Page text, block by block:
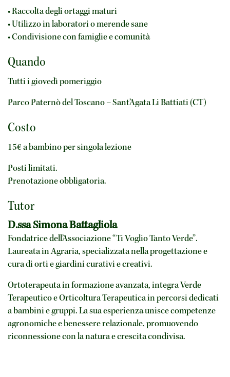
• Raccolta degli ortaggi maturi
• Utilizzo in laboratori o merende sane
• Condivisione con famiglie e comunità
Quando
Tutti i giovedì pomeriggio
Parco Paternò del Toscano – Sant’Agata Li Battiati (CT)
Costo
15€ a bambino per singola lezione
Posti limitati.
Prenotazione obbligatoria.
Tutor
D.ssa Simona Battagliola
Fondatrice dell’Associazione “Ti Voglio Tanto Verde”.
Laureata in Agraria, specializzata nella progettazione e
cura di orti e giardini curativi e creativi.
Ortoterapeuta in formazione avanzata, integra Verde
Terapeutico e Orticoltura Terapeutica in percorsi dedicati
a bambini e gruppi. La sua esperienza unisce competenze
agronomiche e benessere relazionale, promuovendo
riconnessione con la natura e crescita condivisa.